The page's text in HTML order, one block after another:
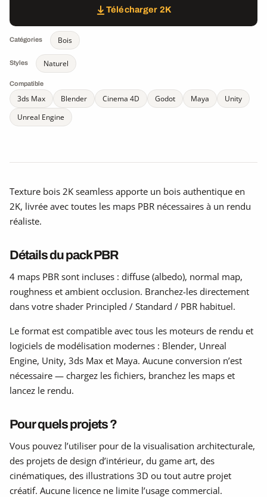
Télécharger 2K
Catégories Bois
Styles Naturel
Compatible
3ds Max Blender Cinema 4D Godot Maya
Unity
Unreal Engine
Texture bois 2K seamless apporte un bois authentique en
2K, livrée avec toutes les maps PBR nécessaires à un rendu
réaliste.
Détails du pack PBR
4 maps PBR sont incluses : diffuse (albedo), normal map,
roughness et ambient occlusion. Branchez-les directement
dans votre shader Principled / Standard / PBR habituel.
Le format est compatible avec tous les moteurs de rendu et
logiciels de modélisation modernes : Blender, Unreal
Engine, Unity, 3ds Max et Maya. Aucune conversion n’est
nécessaire — chargez les fichiers, branchez les maps et
lancez le rendu.
Pour quels projets ?
Vous pouvez l’utiliser pour de la visualisation architecturale,
des projets de design d’intérieur, du game art, des
cinématiques, des illustrations 3D ou tout autre projet
créatif. Aucune licence ne limite l’usage commercial.